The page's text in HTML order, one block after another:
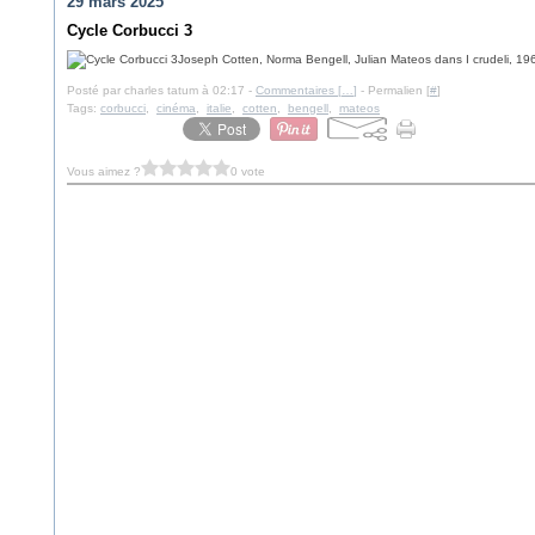
Cycle Corbucci 3
Joseph Cotten, Norma Bengell, Julian Mateos dans I crudeli,
Posté par charles tatum à 02:17 - Commentaires [ ] - Permalien [#]
Tags: corbucci cinéma italie cotten bengell mateos
Vous aimez ? 0 vote